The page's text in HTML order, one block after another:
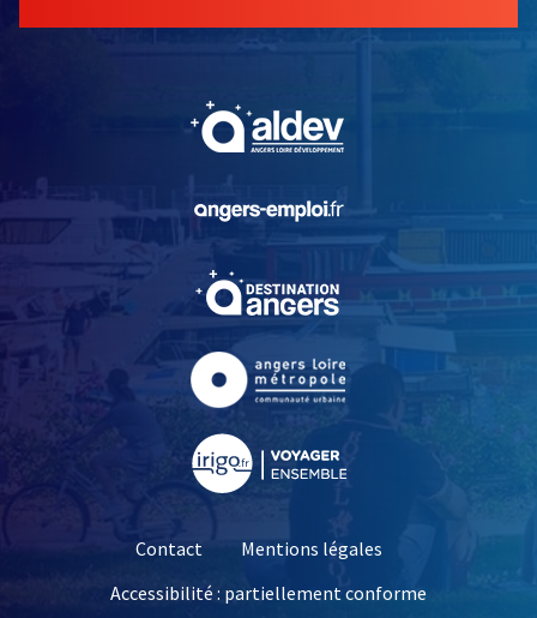
, Ouvre une nouvelle
, Ouvre une nouvelle
Contact
Mentions légales
Accessibilité : partiellement conforme